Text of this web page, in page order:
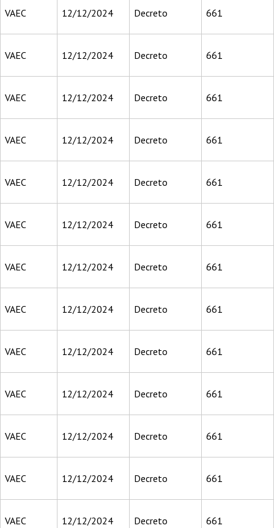
VAEC 12/12/2024 Decreto 661
VAEC 12/12/2024 Decreto 661
VAEC 12/12/2024 Decreto 661
VAEC 12/12/2024 Decreto 661
VAEC 12/12/2024 Decreto 661
VAEC 12/12/2024 Decreto 661
VAEC 12/12/2024 Decreto 661
VAEC 12/12/2024 Decreto 661
VAEC 12/12/2024 Decreto 661
VAEC 12/12/2024 Decreto 661
VAEC 12/12/2024 Decreto 661
VAEC 12/12/2024 Decreto 661
VAEC 12/12/2024 Decreto 661